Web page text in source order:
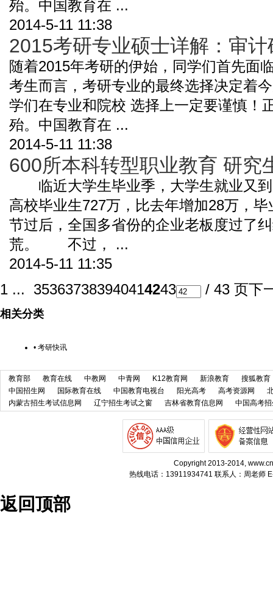
殆。中国教育在 ...
2014-5-11 11:38
2015考研专业硕士详解：审
随着2015年考研的伊始，同学们首先面
考生而言，考研专业的最终选择决定着
学们在专业和院校 选择上一定要谨慎！
殆。中国教育在 ...
2014-5-11 11:38
600所本科转型职业教育 研究
临近大学生毕业季，大学生就业又到
高校毕业生727万，比去年增加28万，
节过后，全国多省份的企业老板度过了
荒。 不过， ...
2014-5-11 11:35
1 ...
353637383940414243 / 43 页下
相关分类
• 考研快讯
教育部 教育在线 中教网 中青网 K12教育网 新浪教育
搜狐教育
中国招生网
国际教育在线 中国教育电视台 阳光高考 高考资源网
内蒙古招生考试信息网
辽宁招生考试之窗 吉林省教育信息网 中国高考
Copyright 2013-2014,
热线电话：13911934741 联系人：周老师
返回顶部